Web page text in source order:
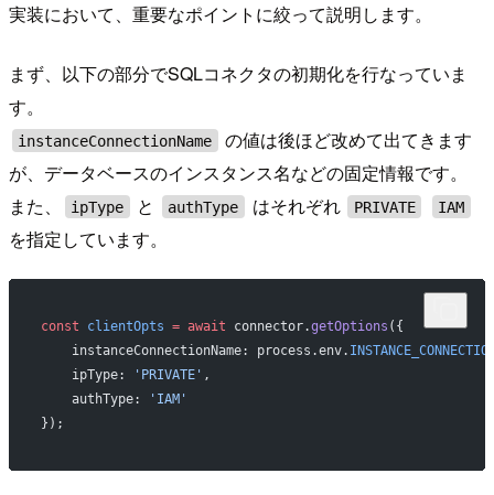
実装において、重要なポイントに絞って説明します。
まず、以下の部分でSQLコネクタの初期化を行なっていま
す。
instanceConnectionName
の値は後ほど改めて出てきます
が、データベースのインスタンス名などの固定情報です。
また、
ipType と authType はそれぞれ PRIVATE IAM
を指定しています。
const clientOpts = await connector.getOptions ({
    instanceConnectionName: process.env.
    ipType:
'PRIVATE' ,
    authType:
'IAM'
});